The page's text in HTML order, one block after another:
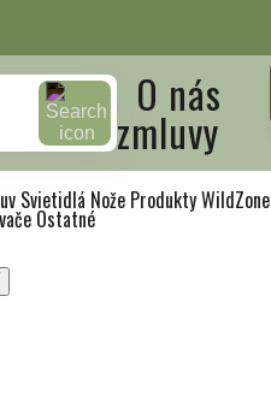
O nás
zmluvy
Svietidlá Nože Produkty WildZone
Ostatné